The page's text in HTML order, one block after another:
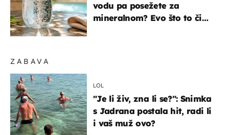
ZABAVA
LOL
"Je li živ, zna li se?": Snimka
s Jadrana postala hit, radi li
i vaš muž ovo?
vodu pa posežete za
mineralnom? Evo što to čini